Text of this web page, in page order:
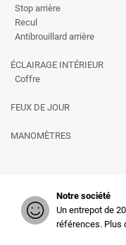
Stop arrière
Recul
Antibrouillard arrière
ÉCLAIRAGE INTÉRIEUR
Coffre
FEUX DE JOUR
MANOMÈTRES
Notre société
Un entrepot de
références. Plus